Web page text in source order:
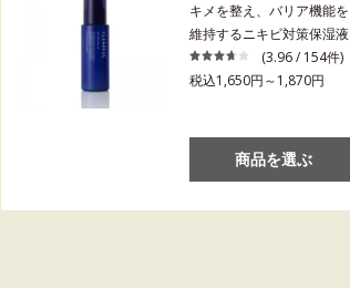
キメを整え、バリア機能を
維持するニキビ対策保湿液
(3.96 / 154件)
税込1,650円～1,870円
商品を選ぶ